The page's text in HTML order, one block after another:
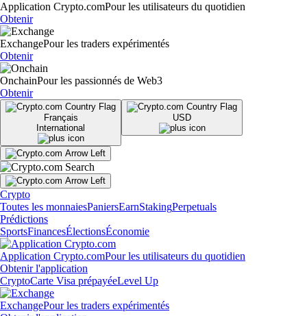
Application Crypto.comPour les utilisateurs du quotidien
Obtenir
ExchangePour les traders expérimentés
Obtenir
OnchainPour les passionnés de Web3
Obtenir
Français
International
USD
Crypto
Toutes les monnaiesPaniersEarnStakingPerpetuals
Prédictions
SportsFinancesÉlectionsÉconomie
Application Crypto.comPour les utilisateurs du quotidien
Obtenir l'application
CryptoCarte Visa prépayéeLevel Up
ExchangePour les traders expérimentés